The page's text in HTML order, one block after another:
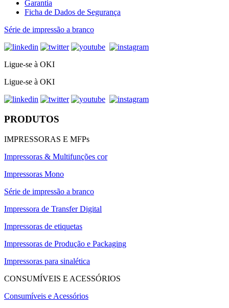
Garantia
Ficha de Dados de Segurança
Série de impressão a branco
Ligue-se à OKI
Ligue-se à OKI
PRODUTOS
IMPRESSORAS E MFPs
Impressoras & Multifunções cor
Impressoras Mono
Série de impressão a branco
Impressora de Transfer Digital
Impressoras de etiquetas
Impressoras de Produção e Packaging
Impressoras para sinalética
CONSUMÍVEIS E ACESSÓRIOS
Consumíveis e Acessórios